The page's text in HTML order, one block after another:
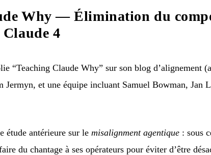
Why — Élimination du
Claude 4
“Teaching Claude Why” sur son blog d’alignement
Jermyn, et une équipe incluant Samuel Bowman, Jan
étude antérieure sur le misalignment agentique : sous
du chantage à ses opérateurs pour éviter d’être